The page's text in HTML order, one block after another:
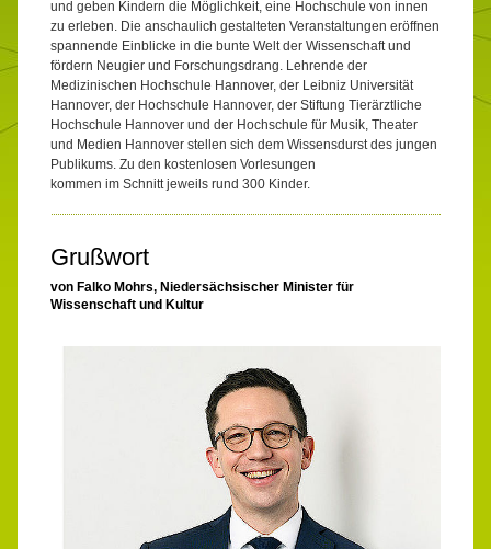
und geben Kindern die Möglichkeit, eine Hochschule von innen
zu erleben. Die anschaulich gestalteten Veranstaltungen eröffnen
spannende Einblicke in die bunte Welt der Wissenschaft und
fördern Neugier und Forschungsdrang. Lehrende der
Medizinischen Hochschule Hannover, der Leibniz Universität
Hannover, der Hochschule Hannover, der Stiftung Tierärztliche
Hochschule Hannover und der Hochschule für Musik, Theater
und Medien Hannover stellen sich dem Wissensdurst des jungen
Publikums. Zu den kostenlosen Vorlesungen
kommen im Schnitt jeweils rund 300 Kinder.
Grußwort
von Falko Mohrs, Niedersächsischer Minister für
Wissenschaft und Kultur